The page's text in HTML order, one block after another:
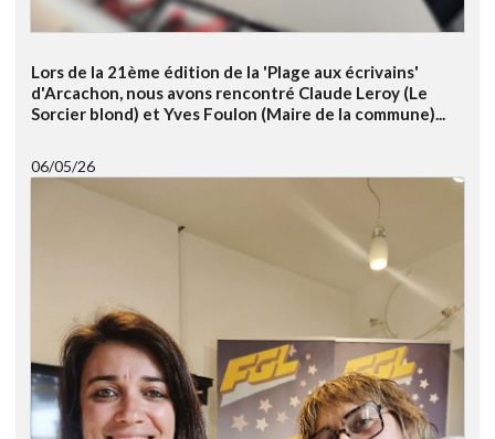
Lors de la 21ème édition de la 'Plage aux écrivains'
d'Arcachon, nous avons rencontré Claude Leroy (Le
Sorcier blond) et Yves Foulon (Maire de la commune)...
06/05/26